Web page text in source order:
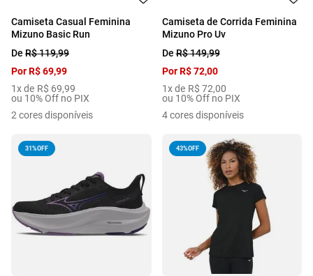
Camiseta Casual Feminina
Mizuno Basic Run
De R$119,99
Por R$69,99
1 x de R$ 69,99
ou 10% Off no PIX
2cores disponíveis
Camiseta de Corrida Feminina
Mizuno Pro Uv
DeR$149,99
Por R$ 72,00
1 x de R$ 72,00
ou 10% Off no PIX
4 cores disponíveis
31%OFF 43%OFF